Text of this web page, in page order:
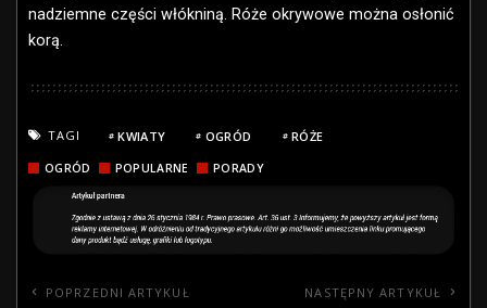
nadziemne części włókniną. Róże okrywowe można osłonić
korą.
TAGI KWIATY OGRÓD RÓŻE
OGRÓD POPULARNE PORADY
POPRZEDNI ARTYKUŁ NASTĘPNY ARTYKUŁ